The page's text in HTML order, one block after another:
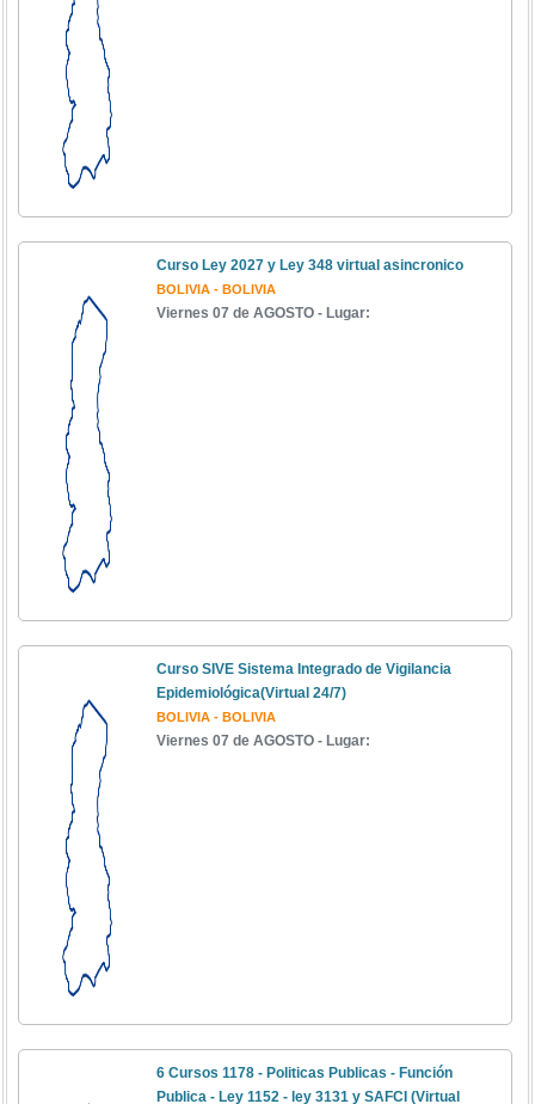
Curso Ley 2027 y Ley 348 virtual asincronico
BOLIVIA - BOLIVIA
Viernes 07 de AGOSTO - Lugar:
Curso SIVE Sistema Integrado de Vigilancia
Epidemiológica(Virtual 24/7)
BOLIVIA - BOLIVIA
Viernes 07 de AGOSTO - Lugar:
6 Cursos 1178 - Politicas Publicas - Función
Publica - Ley 1152 - ley 3131 y SAFCI (Virtual